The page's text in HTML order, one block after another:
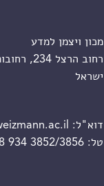
מכון ויצמן למדע
רחוב הרצל 234, רחובות 7610001
ישראל
דוא"ל:
טל:934 3852/3856